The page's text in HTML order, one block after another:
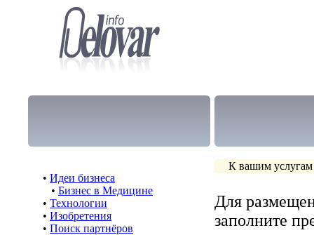
• Идеи бизнеса
• Бизнес в Медицине
• Технологии
• Изобретения
• Поиск партнёров
К вашим услугам
Для
заполните